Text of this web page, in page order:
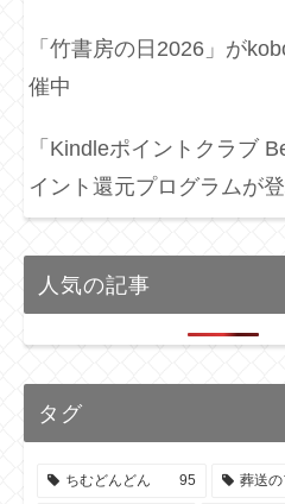
「竹書房の日2026」が
催中
「Kindleポイントクラブ
イント還元プログラムが
人気の記事
タグ
ちむどんどん 95 葬送